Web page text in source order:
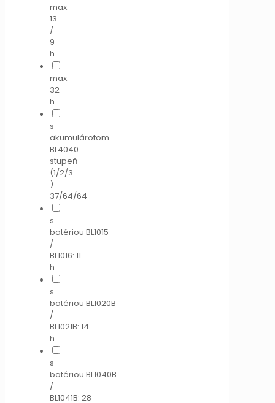
max.
13
/
9
h
max.
32
h
s
akumulárotom
BL4040
stupeň
(1/2/3
)
37/64/64
s
batériou BL1015
/
BL1016: 11
h
s
batériou BL1020B
/
BL1021B: 14
h
s
batériou BL1040B
/
BL1041B: 28